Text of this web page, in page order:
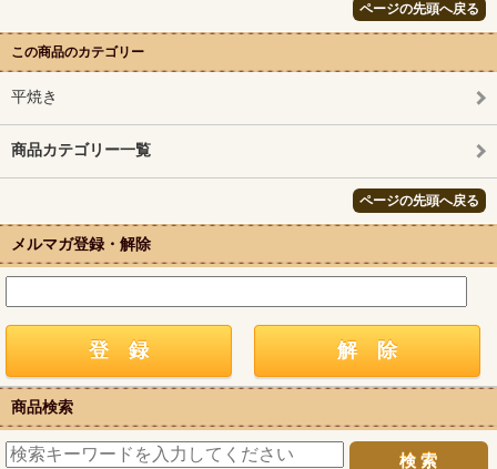
ページの先頭へ戻る
この商品のカテゴリー
平焼き
商品カテゴリー一覧
ページの先頭へ戻る
メルマガ登録・解除
商品検索